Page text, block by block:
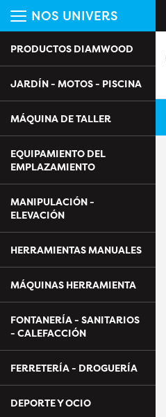
NOS UNIVERS
PRODUCTOS DIAMWOOD
JARDÍN - MOTOS - PISCINA
MÁQUINA DE TALLER
EQUIPAMIENTO DEL
EMPLAZAMIENTO
MANIPULACIÓN -
ELEVACIÓN
HERRAMIENTAS MANUALES
MÁQUINAS HERRAMIENTA
FONTANERÍA - SANITARIOS
- CALEFACCIÓN
FERRETERÍA - DROGUERÍA
DEPORTE Y OCIO